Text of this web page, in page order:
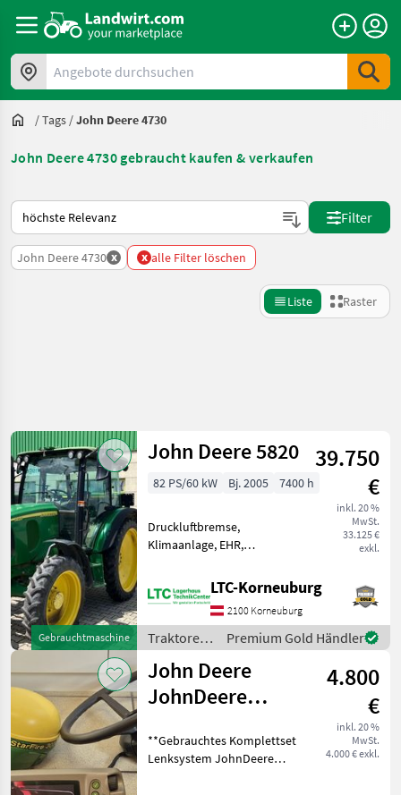
Angebote durchsuchen
/Tags /John Deere 4730
John Deere 4730 gebraucht kaufen & verkaufen
So wird auf Landwirt.com sortiert
Filter
John Deere 4730 x x alle Filter löschen
Liste Raster
Kategorie 2 Land Filter
AKTUELLER
PFAD
John
Deere
4730
KATEGORIE
WÄHLEN
Landtechnik
Forsttechnik
2
MARKTPLATZ
Marktplatz Händlerangebote
Zurücksetzen
Ergebnisse
anzeigen
Gebrauchtmaschine
John Deere 5820
39.750
€
inkl. 20 %
MwSt.
33.125 €
exkl.
82 PS/60 kW Bj. 2005 7400 h
Druckluftbremse,
Klimaanlage, EHR,
Rücklauf, Außenbedienung
Heckzapfwelle, Radio,
Fahrzeugpapiere
vorhanden, Bolzengröße
Anhängevorrichtung (mm):
LTC-Korneuburg
2100 Korneuburg
Traktoren
/ John
Deere
Premium Gold Händler
John Deere
JohnDeere
Autotrac 200
Universal mit
4.800
€
inkl. 20 %
MwSt.
4.000 € exkl.
**Gebrauchtes Komplettset
Lenksystem JohnDeere